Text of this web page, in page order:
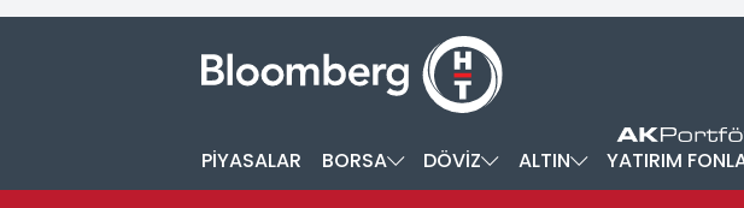
PİYASALAR BORSA DÖVİZ ALTIN YATIRIM